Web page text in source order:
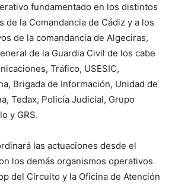
fundamentado en los distintos
de la Comandancia de Cádiz y a los
de la comandancia de Algeciras,
de la Guardia Civil de los cabe
Tráfico, USESIC,
Brigada de Información, Unidad de
Tedax, Policía Judicial, Grupo
y GRS.
las actuaciones desde el
los demás organismos operativos
del Circuito y la Oficina de Atención